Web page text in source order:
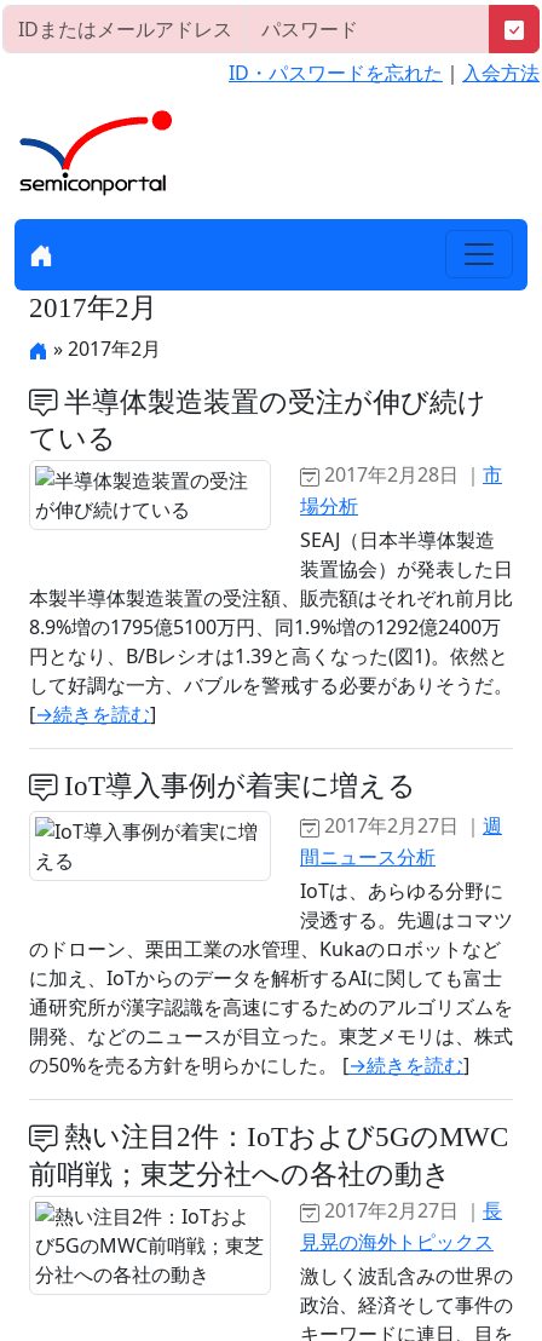
ID・パスワードを忘れた ｜ 入会方法
2017年2月
» 2017年2月
半導体製造装置の受注が伸び続け
ている
2017年2月28日 ｜ 市
場分析
SEAJ（日本半導体製造
装置協会）が発表した日
本製半導体製造装置の受注額、販売額はそれぞれ前月比
8.9%増の1795億5100万円、同1.9%増の1292億2400万
円となり、B/Bレシオは1.39と高くなった(図1)。依然と
して好調な一方、バブルを警戒する必要がありそうだ。
[→続きを読む]
IoT導入事例が着実に増える
2017年2月27日 ｜ 週
間ニュース分析
IoTは、あらゆる分野に
浸透する。先週はコマツ
のドローン、栗田工業の水管理、Kukaのロボットなど
に加え、IoTからのデータを解析するAIに関しても富士
通研究所が漢字認識を高速にするためのアルゴリズムを
開発、などのニュースが目立った。東芝メモリは、株式
の50%を売る方針を明らかにした。 [→続きを読む]
熱い注目2件：IoTおよび5GのMWC
前哨戦；東芝分社への各社の動き
2017年2月27日 ｜ 長
見晃の海外トピックス
激しく波乱含みの世界の
政治、経済そして事件の
キーワードに連日、目を